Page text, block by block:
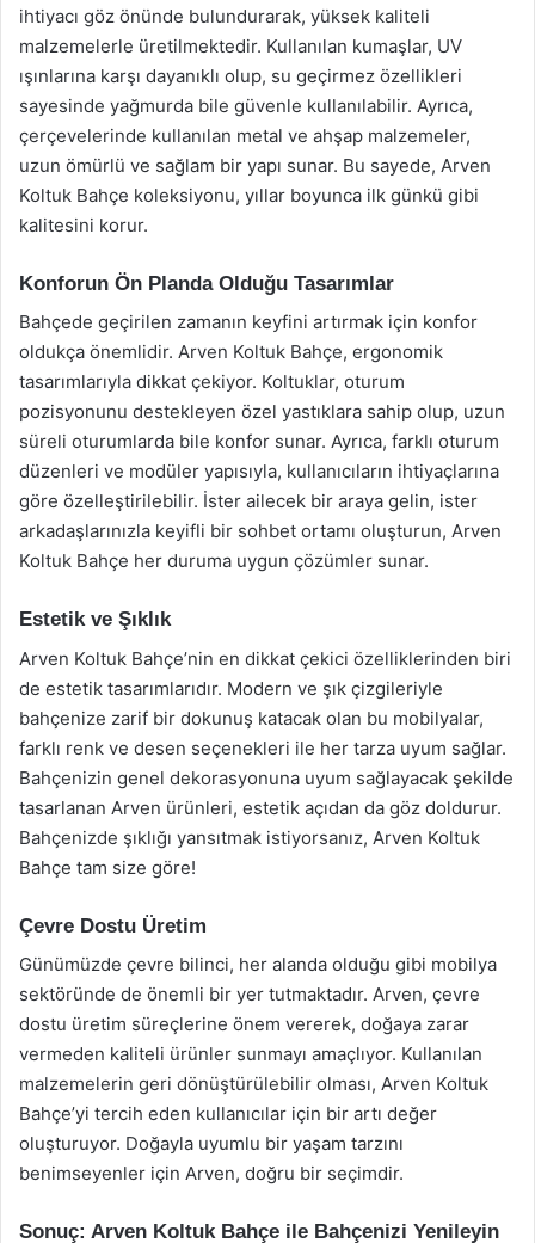
ihtiyacı göz önünde bulundurarak, yüksek kaliteli
malzemelerle üretilmektedir. Kullanılan kumaşlar, UV
ışınlarına karşı dayanıklı olup, su geçirmez özellikleri
sayesinde yağmurda bile güvenle kullanılabilir. Ayrıca,
çerçevelerinde kullanılan metal ve ahşap malzemeler,
uzun ömürlü ve sağlam bir yapı sunar. Bu sayede, Arven
Koltuk Bahçe koleksiyonu, yıllar boyunca ilk günkü gibi
kalitesini korur.
Konforun Ön Planda Olduğu Tasarımlar
Bahçede geçirilen zamanın keyfini artırmak için konfor
oldukça önemlidir. Arven Koltuk Bahçe, ergonomik
tasarımlarıyla dikkat çekiyor. Koltuklar, oturum
pozisyonunu destekleyen özel yastıklara sahip olup, uzun
süreli oturumlarda bile konfor sunar. Ayrıca, farklı oturum
düzenleri ve modüler yapısıyla, kullanıcıların ihtiyaçlarına
göre özelleştirilebilir. İster ailecek bir araya gelin, ister
arkadaşlarınızla keyifli bir sohbet ortamı oluşturun, Arven
Koltuk Bahçe her duruma uygun çözümler sunar.
Estetik ve Şıklık
Arven Koltuk Bahçe’nin en dikkat çekici özelliklerinden biri
de estetik tasarımlarıdır. Modern ve şık çizgileriyle
bahçenize zarif bir dokunuş katacak olan bu mobilyalar,
farklı renk ve desen seçenekleri ile her tarza uyum sağlar.
Bahçenizin genel dekorasyonuna uyum sağlayacak şekilde
tasarlanan Arven ürünleri, estetik açıdan da göz doldurur.
Bahçenizde şıklığı yansıtmak istiyorsanız, Arven Koltuk
Bahçe tam size göre!
Çevre Dostu Üretim
Günümüzde çevre bilinci, her alanda olduğu gibi mobilya
sektöründe de önemli bir yer tutmaktadır. Arven, çevre
dostu üretim süreçlerine önem vererek, doğaya zarar
vermeden kaliteli ürünler sunmayı amaçlıyor. Kullanılan
malzemelerin geri dönüştürülebilir olması, Arven Koltuk
Bahçe’yi tercih eden kullanıcılar için bir artı değer
oluşturuyor. Doğayla uyumlu bir yaşam tarzını
benimseyenler için Arven, doğru bir seçimdir.
Sonuç: Arven Koltuk Bahçe ile Bahçenizi Yenileyin